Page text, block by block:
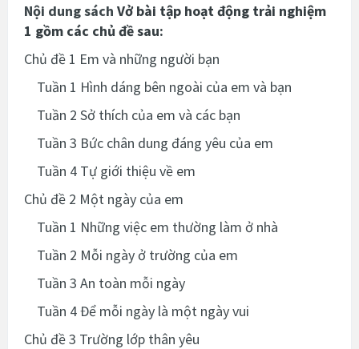
Nội dung sách Vở bài tập hoạt động trải nghiệm
1 gồm các chủ đề sau:
Chủ đề 1 Em và những người bạn
Tuần 1 Hình dáng bên ngoài của em và bạn
Tuần 2 Sở thích của em và các bạn
Tuần 3 Bức chân dung đáng yêu của em
Tuần 4 Tự giới thiệu về em
Chủ đề 2 Một ngày của em
Tuần 1 Những việc em thường làm ở nhà
Tuần 2 Mỗi ngày ở trường của em
Tuần 3 An toàn mỗi ngày
Tuần 4 Để mỗi ngày là một ngày vui
Chủ đề 3 Trường lớp thân yêu